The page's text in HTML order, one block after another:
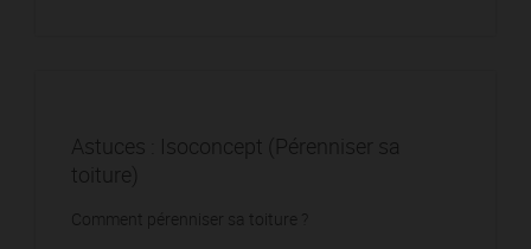
Astuces : Isoconcept (Pérenniser sa
toiture)
Comment pérenniser sa toiture ?